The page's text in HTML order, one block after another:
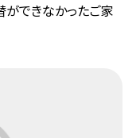
ができなかったご家